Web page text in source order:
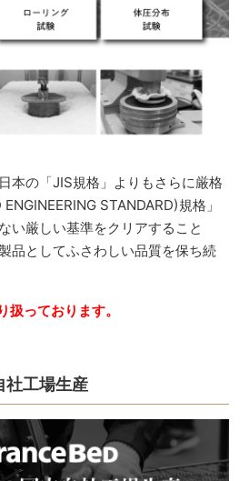
本の「JIS規格」よりもさらに厳格
STANDARD)規格」
い厳しい基準をクリアすること
品としてふさわしい品質を保ち続
っております。
社工場生産